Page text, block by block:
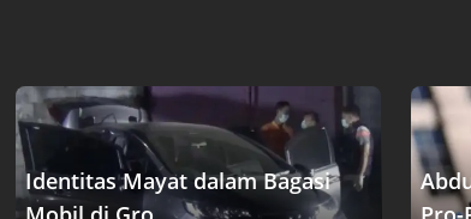
Identitas Mayat dalam Bagasi